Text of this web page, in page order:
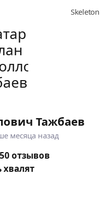
Тажбаев
месяца назад
отзывов
хвалят